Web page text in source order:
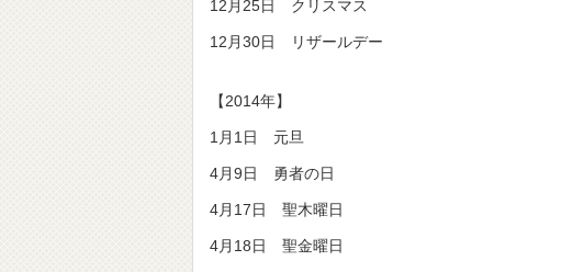
12月25日 クリスマス
12月30日 リザールデー
【2014年】
1月1日 元旦
4月9日 勇者の日
4月17日 聖木曜日
4月18日 聖金曜日